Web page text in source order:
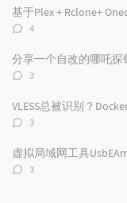
数：
基于Plex + Rclone+
评
数：
4
分享一个自改的哪吒探
评
数：
3
评
数：
3
评
3